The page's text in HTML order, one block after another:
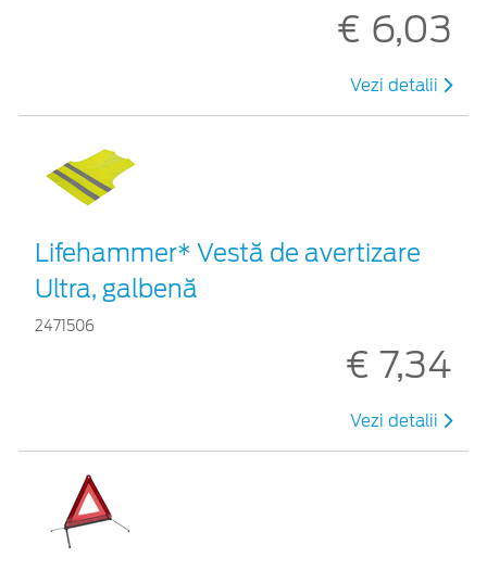
€ 6,03
Vezi detalii
Lifehammer* Vestă de avertizare
Ultra, galbenă
2471506
€ 7,34
Vezi detalii